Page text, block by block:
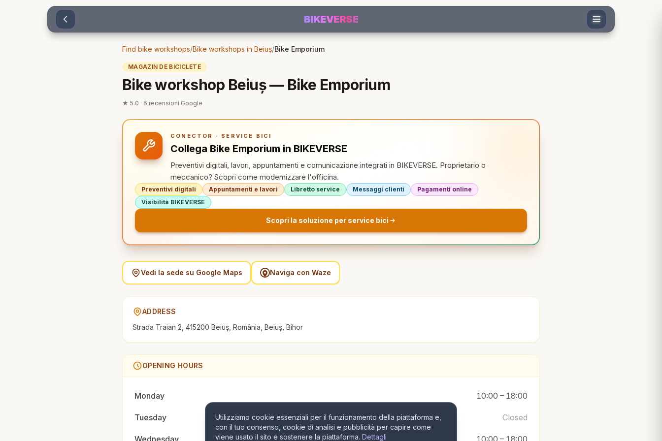
Sari la conținut
Utilizziamo cookie essenziali per il funzionamento della piattaforma e,
con il tuo consenso, cookie di analisi e pubblicità per capire come
viene usato il sito e sostenere la piattaforma. Dettagli
BIKEVERSE
Find bike workshops/Bike workshops in Beiuș/Bike Emporium
MAGAZIN DE BICICLETE
Bike workshop Beiuș — Bike Emporium
★ 5.0 · 6 recensioni Google
CONECTOR · SERVICE BICI
Collega Bike Emporium in BIKEVERSE
Preventivi digitali, lavori, appuntamenti e comunicazione integrati in BIKEVERSE. Proprietario o
meccanico? Scopri come modernizzare l'officina.
Preventivi digitali Appuntamenti e lavori Libretto service Messaggi clienti
Pagamenti online
Visibilità BIKEVERSE
Scopri la soluzione per service bici
Vedi la sede su Google Maps Naviga con Waze
ADDRESS
Strada Traian 2, 415200 Beiuș, România, Beiuș, Bihor
OPENING HOURS
Monday 10:00 – 18:00
Tuesday Closed
Wednesday 10:00 – 18:00